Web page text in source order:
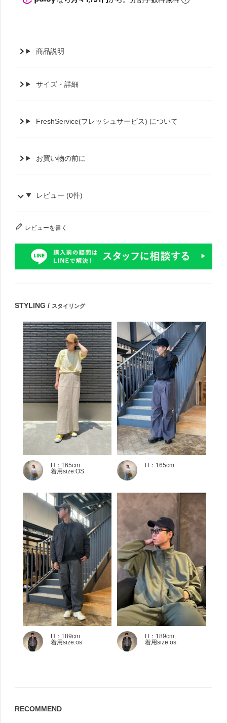
商品説明
サイズ・詳細
FreshService(フレッシュサービス) について
お買い物の前に
レビュー (0件)
レビューを書く
STYLING / スタイリング
H：165cm
着用size:OS
H：165cm
H：189cm
着用size:os
H：189cm
着用size:os
RECOMMEND